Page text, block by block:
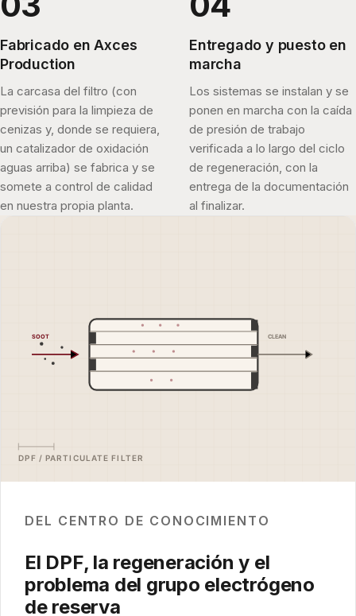
Fabricado en Axces
Production
La carcasa del filtro (con
previsión para la limpieza de
cenizas y, donde se requiera,
un catalizador de oxidación
aguas arriba) se fabrica y se
somete a control de calidad
en nuestra propia planta.
Entregado y puesto en
marcha
Los sistemas se instalan y se
ponen en marcha con la caída
de presión de trabajo
verificada a lo largo del ciclo
de regeneración, con la
entrega de la documentación
al finalizar.
DEL CENTRO DE CONOCIMIENTO
El DPF, la regeneración y el
problema del grupo electrógeno
de reserva